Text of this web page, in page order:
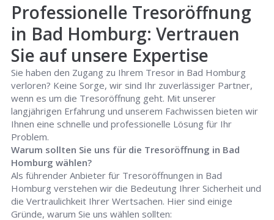
Professionelle Tresoröffnung
in Bad Homburg: Vertrauen
Sie auf unsere Expertise
Sie haben den Zugang zu Ihrem Tresor in Bad Homburg
verloren? Keine Sorge, wir sind Ihr zuverlässiger Partner,
wenn es um die Tresoröffnung geht. Mit unserer
langjährigen Erfahrung und unserem Fachwissen bieten wir
Ihnen eine schnelle und professionelle Lösung für Ihr
Problem.
Warum sollten Sie uns für die Tresoröffnung in Bad
Homburg wählen?
Als führender Anbieter für Tresoröffnungen in Bad
Homburg verstehen wir die Bedeutung Ihrer Sicherheit und
die Vertraulichkeit Ihrer Wertsachen. Hier sind einige
Gründe, warum Sie uns wählen sollten: